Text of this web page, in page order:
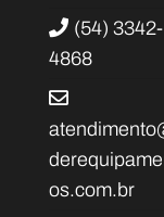
(54) 3342-
4868
os.com.br